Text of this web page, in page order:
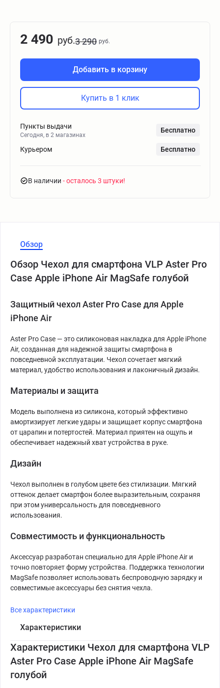
2 490 руб.3 290 руб.
Добавить в корзину
Купить в 1 клик
Пункты выдачи
Сегодня, в 2 магазинах
Бесплатно
Курьером Бесплатно
В наличии - осталось 3 штуки
Обзор
Обзор Чехол для смартфона VLP Aster Pro
Case Apple iPhone Air MagSafe голубой
Защитный чехол Aster Pro Case для Apple
iPhone Air
Aster Pro Case — это силиконовая накладка для Apple iPhone
Air, созданная для надежной защиты смартфона в
повседневной эксплуатации. Чехол сочетает мягкий
материал, удобство использования и лаконичный дизайн.
Материалы и защита
Модель выполнена из силикона, который эффективно
амортизирует легкие удары и защищает корпус смартфона
от царапин и потертостей. Материал приятен на ощупь и
обеспечивает надежный хват устройства в руке.
Дизайн
Чехол выполнен в голубом цвете без стилизации. Мягкий
оттенок делает смартфон более выразительным, сохраняя
при этом универсальность для повседневного
использования.
Совместимость и функциональность
Аксессуар разработан специально для Apple iPhone Air и
точно повторяет форму устройства. Поддержка технологии
MagSafe позволяет использовать беспроводную зарядку и
совместимые аксессуары без снятия чехла.
Все характеристики
Характеристики
Характеристики Чехол для смартфона VLP
Aster Pro Case Apple iPhone Air MagSafe
голубой